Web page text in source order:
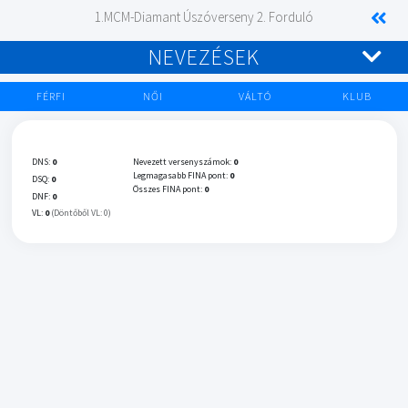
1.MCM-Diamant Úszóverseny 2. Forduló
NEVEZÉSEK
FÉRFI NŐI VÁLTÓ KLUB
DNS: 0
DSQ: 0
DNF: 0
VL: 0 (Döntőből VL: 0)
Nevezett versenyszámok: 0
Legmagasabb FINA pont: 0
Összes FINA pont: 0